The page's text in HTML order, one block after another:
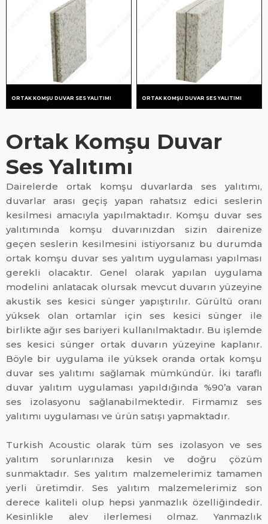
RENKLENDIRME
SHOWROOM
GÖRSELLERI
ORTAK KOMŞU DUVAR SES YALITIMI ORTAK KOMŞU DUVAR SES YALITIMI
Ortak Komşu Duvar
Ses Yalıtımı
Dairelerde ortak komşu duvarlarda ses yalıtımı,
duvarlar arası geçiş yapan rahatsız edici seslerin
kesilmesi amacıyla yapılmaktadır. Komşu duvar ses
yalıtımında komşu duvarınızdan sizin dairenize
geçen seslerin kesilmesini istiyorsanız bu durumda
ortak komşu duvar ses yalıtım uygulaması yapılması
gerekli olacaktır. Genel olarak yapılan uygulama
modelini anlatacak olursak mevcut duvarın yüzeyine
akustik ses kesici sünger yapıştırılır. Gürültü oranı
yüksek olan ortamlar için ses kesici sünger ile
birlikte ağır ses bariyeri kullanılmaktadır. Bu işlemde
ses kesici sünger ortak duvarın yüzeyine kaplanır.
Böyle bir uygulama ile yüksek oranda ortak komşu
duvar ses yalıtımı sağlamak mümkündür. İki taraflı
duvar yalıtım uygulaması yapıldığında %90’a varan
ses izolasyonu sağlanabilmektedir. Firmamız ses
yalıtımı uygulaması ve ürün satışı yapmaktadır.
Turkish Acoustic olarak tüm ses izolasyon ve ses
yalıtım sorunlarınıza kesin ve doğru çözüm
sunmaktadır. Ses yalıtım malzemelerimiz tamamen
yerli üretimdir. Ses yalıtım malzemelerimiz son
derece kaliteli olup hepsi yanmazlık özelliğindedir.
Kesinlikle alev ilerlemesi olmaz. Yanmazlık